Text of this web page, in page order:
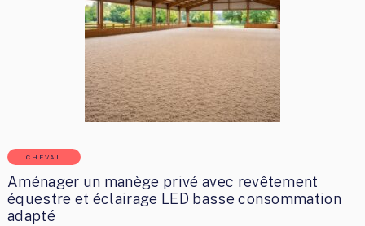
CHEVAL
Aménager un manège privé avec revêtement
équestre et éclairage LED basse consommation
adapté